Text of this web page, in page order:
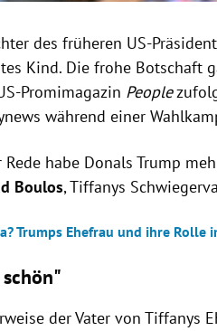
des früheren US-
Kind. Die frohe Botschaft
Promimagazin People
während einer
Rede habe Donals Trump
Boulos, Tiffanys
Trumps Ehefrau und ihre Rolle
der Vater von Tiffanys